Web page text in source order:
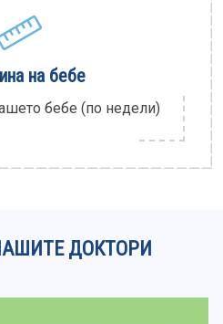
на бебе
бебе (по недели)
ДОКТОРИ